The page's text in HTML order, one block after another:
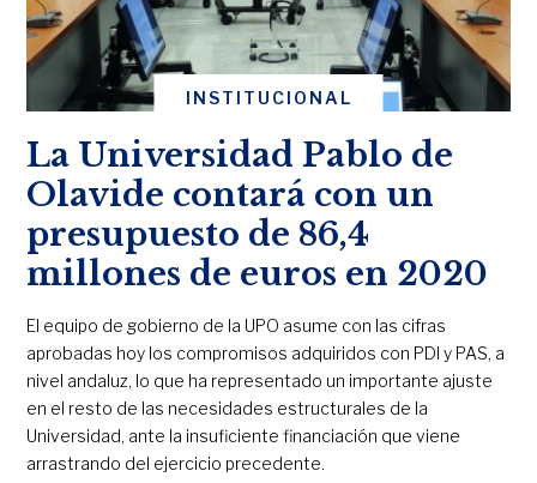
INSTITUCIONAL
La Universidad Pablo de
Olavide contará con un
presupuesto de 86,4
millones de euros en 2020
El equipo de gobierno de la UPO asume con las cifras
aprobadas hoy los compromisos adquiridos con PDI y PAS, a
nivel andaluz, lo que ha representado un importante ajuste
en el resto de las necesidades estructurales de la
Universidad, ante la insuficiente financiación que viene
arrastrando del ejercicio precedente.